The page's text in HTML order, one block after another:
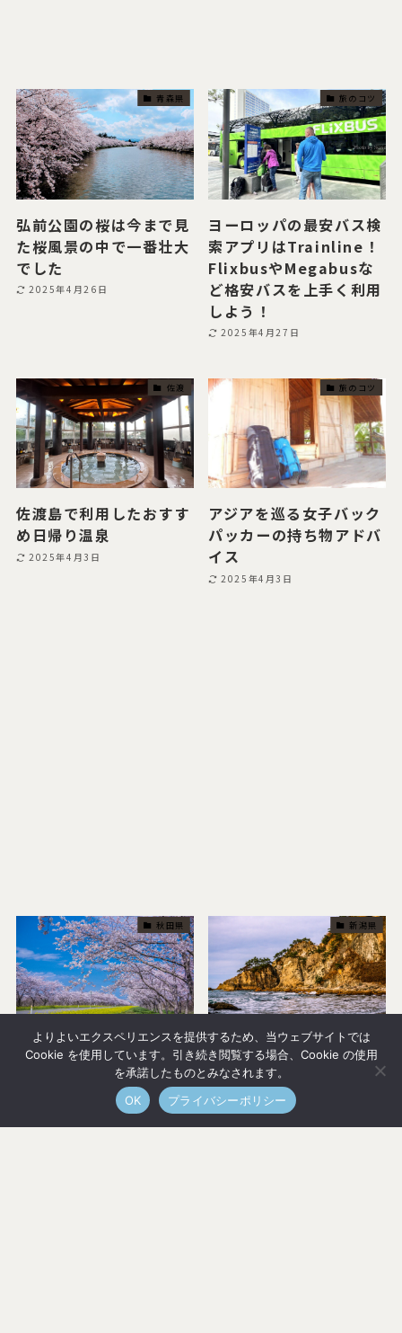
青森県
弘前公園の桜は今まで見
た桜風景の中で一番壮大
でした
2025年4月26日
旅のコツ
ヨーロッパの最安バス検
索アプリはTrainline！
FlixbusやMegabusな
ど格安バスを上手く利用
しよう！
2025年4月27日
佐渡
佐渡島で利用したおすす
め日帰り温泉
2025年4月3日
旅のコツ
アジアを巡る女子バック
パッカーの持ち物アドバ
イス
2025年4月3日
秋田県
角館だけじゃない！秋田
の八郎潟の菜の花ロード
は最高の桜ドライブルー
新潟県
おすすめしたい笹川流れ
の絶景ドライブ
2025年4月6日
よりよいエクスペリエンスを提供するため、当ウェブサイトでは
Cookie を使用しています。引き続き閲覧する場合、Cookie の使用
を承諾したものとみなされます。
OK
プライバシーポリシー